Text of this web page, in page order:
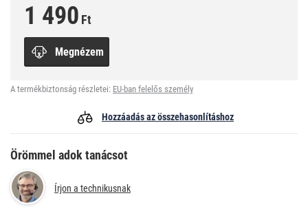
1 490 Ft
Megnézem
A termékbiztonság részletei: EU-ban felelős személy
Hozzáadás az összehasonlításhoz
Örömmel adok tanácsot
Írjon a technikusnak